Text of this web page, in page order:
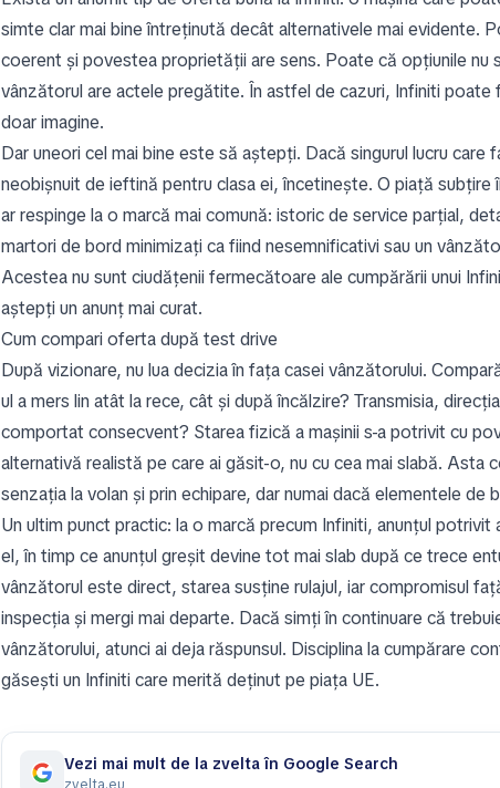
simte clar mai bine întreținută decât alternativele mai evidente.
coerent și povestea proprietății are sens. Poate că opțiunile nu
vânzătorul are actele pregătite. În astfel de cazuri, Infiniti
doar imagine.
Dar uneori cel mai bine este să aștepți. Dacă singurul lucru
neobișnuit de ieftină pentru clasa ei, încetinește. O piață
ar respinge la o marcă mai comună: istoric de service parțial,
martori de bord minimizați ca fiind nesemnificativi sau un
Acestea nu sunt ciudățenii fermecătoare ale cumpărării unui
aștepți un anunț mai curat.
Cum compari oferta după test drive
După vizionare, nu lua decizia în fața casei vânzătorului.
ul a mers lin atât la rece, cât și după încălzire? Transmisia,
comportat consecvent? Starea fizică a mașinii s-a potrivit cu
alternativă realistă pe care ai găsit-o, nu cu cea mai slabă.
senzația la volan și prin echipare, dar numai dacă elementele de
Un ultim punct practic: la o marcă precum Infiniti, anunțul
el, în timp ce anunțul greșit devine tot mai slab după ce trece
vânzătorul este direct, starea susține rulajul, iar compromisul
inspecția și mergi mai departe. Dacă simți în continuare că
vânzătorului, atunci ai deja răspunsul. Disciplina la cumpărare
găsești un Infiniti care merită deținut pe piața UE.
Vezi mai mult de la zvelta în Google Search